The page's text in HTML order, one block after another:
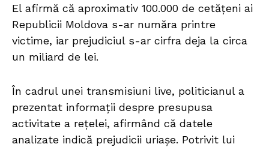
El afirmă că aproximativ 100.000 de cetățeni ai
Republicii Moldova s-ar număra printre
victime, iar prejudiciul s-ar cirfra deja la circa
un miliard de lei.
În cadrul unei transmisiuni live, politicianul a
prezentat informații despre presupusa
activitate a rețelei, afirmând că datele
analizate indică prejudicii uriașe. Potrivit lui